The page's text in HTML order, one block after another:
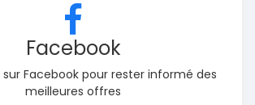
Facebook
Facebook pour rester informé des
meilleures offres